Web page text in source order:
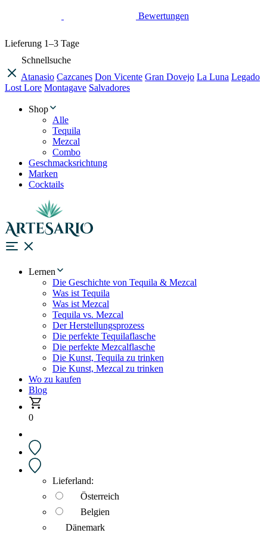
Bewertungen
Lieferung 1–3 Tage
Schnellsuche
Atanasio Cazcanes Don Vicente Gran Dovejo La Luna Legado
Lost Lore Montagave Salvadores
Shop
Alle
Tequila
Mezcal
Combo
Geschmacksrichtung
Marken
Cocktails
Lernen
Die Geschichte von Tequila & Mezcal
Was ist Tequila
Was ist Mezcal
Tequila vs. Mezcal
Der Herstellungsprozess
Die perfekte Tequilaflasche
Die perfekte Mezcalflasche
Die Kunst, Tequila zu trinken
Die Kunst, Mezcal zu trinken
Wo zu kaufen
Blog
0
Lieferland:
Österreich
Belgien
Dänemark